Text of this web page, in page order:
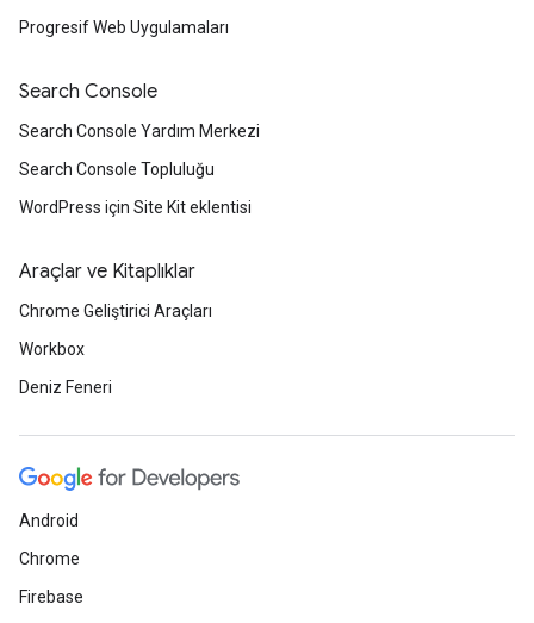
Progresif Web Uygulamaları
Search Console
Search Console Yardım Merkezi
Search Console Topluluğu
WordPress için Site Kit eklentisi
Araçlar ve Kitaplıklar
Chrome Geliştirici Araçları
Workbox
Deniz Feneri
Android
Chrome
Firebase